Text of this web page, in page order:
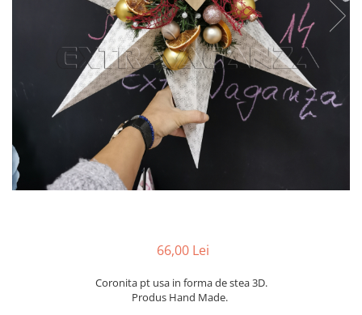
Pachete marturii
Pungi si cutii prajituri
Sticle si borcane
Cutii flori de hartie
Cutii flori de sapun
Cutii flori mixte
Aranjamente tematice
1 Martie
2020 Craciun si Anul Nou
2021 Crăciun
66,00 Lei
Coronita pt usa in forma de stea 3D.
Produs Hand Made.